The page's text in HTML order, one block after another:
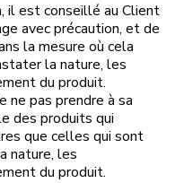
il est conseillé au Client
avec précaution, et de
la mesure où cela
la nature, les
du produit.
ne pas prendre à sa
des produits qui
que celles qui sont
nature, les
du produit.